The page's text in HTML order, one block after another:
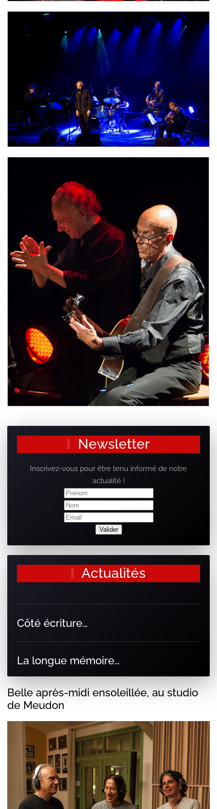
Newsletter
Inscrivez-vous pour être tenu informé de notre
actualité !
Actualités
Côté écriture…
La longue mémoire…
Belle après-midi ensoleillée, au studio
de Meudon